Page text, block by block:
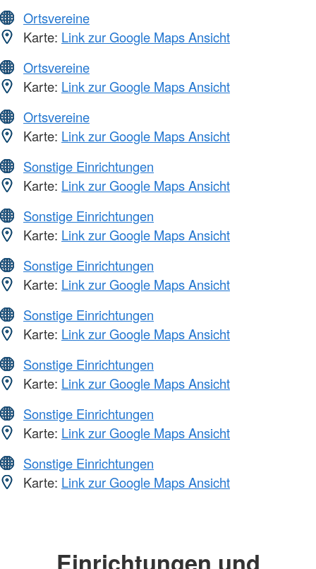
Ortsvereine
Karte: Link zur Google Maps Ansicht
Ortsvereine
Karte: Link zur Google Maps Ansicht
Ortsvereine
Karte: Link zur Google Maps Ansicht
Sonstige Einrichtungen
Karte: Link zur Google Maps Ansicht
Sonstige Einrichtungen
Karte: Link zur Google Maps Ansicht
Sonstige Einrichtungen
Karte: Link zur Google Maps Ansicht
Sonstige Einrichtungen
Karte: Link zur Google Maps Ansicht
Sonstige Einrichtungen
Karte: Link zur Google Maps Ansicht
Sonstige Einrichtungen
Karte: Link zur Google Maps Ansicht
Sonstige Einrichtungen
Karte: Link zur Google Maps Ansicht